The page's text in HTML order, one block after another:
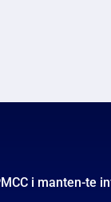
i manten-te